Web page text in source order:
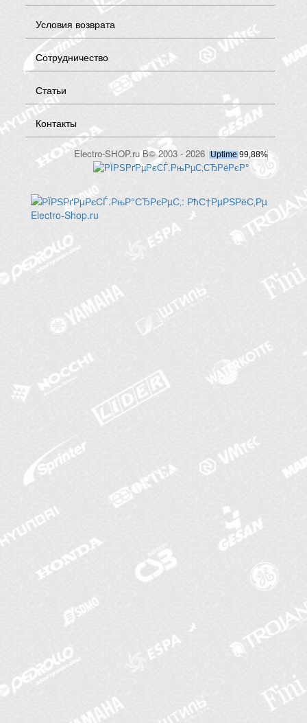
Условия возврата
Сотрудничество
Статьи
Контакты
Electro-SHOP.ru В© 2003 - 2026